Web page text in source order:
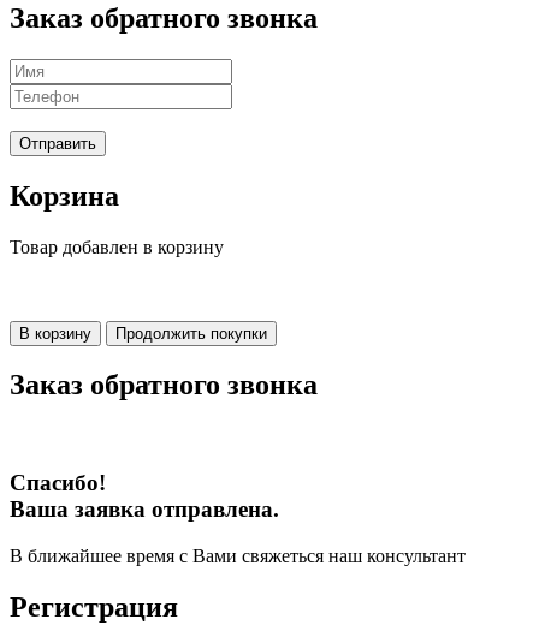
Заказ обратного звонка
Отправить
Корзина
Товар добавлен в корзину
В корзину Продолжить покупки
Заказ обратного звонка
Спасибо!
Ваша заявка отправлена.
В ближайшее время с Вами свяжеться наш консультант
Регистрация